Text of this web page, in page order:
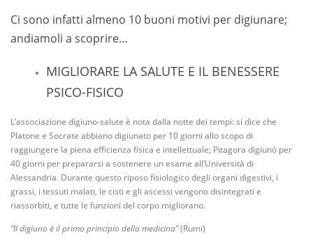
Ci sono infatti almeno 10 buoni motivi per digiunare;
andiamoli a scoprire…
MIGLIORARE LA SALUTE E IL BENESSERE
PSICO-FISICO
L’associazione digiuno-salute è nota dalla notte dei tempi: si dice che
Platone e Socrate abbiano digiunato per 10 giorni allo scopo di
raggiungere la piena efficienza fisica e intellettuale; Pitagora digiunò per
40 giorni per prepararsi a sostenere un esame all’Università di
Alessandria. Durante questo riposo fisiologico degli organi digestivi, i
grassi, i tessuti malati, le cisti e gli ascessi vengono disintegrati e
riassorbiti, e tutte le funzioni del corpo migliorano.
“Il digiuno è il primo principio della medicina”(Rumi)